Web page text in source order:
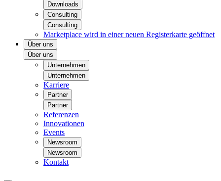
Downloads
Consulting
Consulting
Marketplace wird in einer neuen Registerkarte geöffnet
Über uns
Über uns
Unternehmen
Unternehmen
Karriere
Partner
Partner
Referenzen
Innovationen
Events
Newsroom
Newsroom
Kontakt